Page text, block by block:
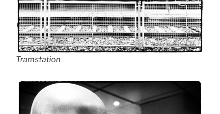
Tramstation